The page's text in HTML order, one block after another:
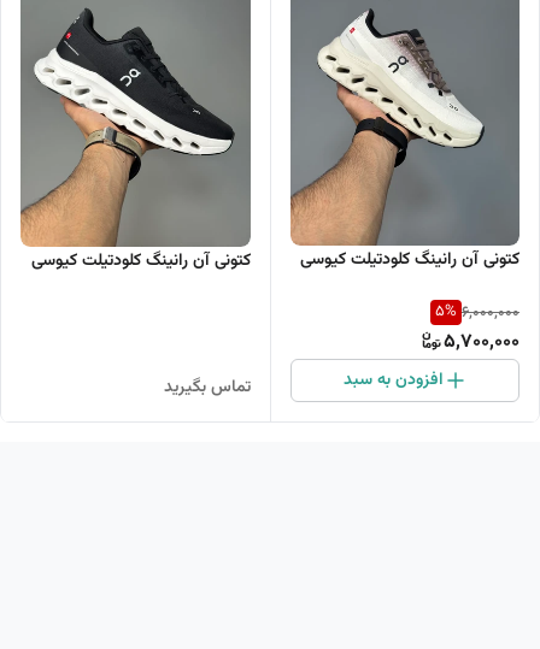
کتونی آن رانینگ کلودتیلت کیوسی
6,000,000
5%
5,700,000
افزودن به سبد
کتونی آن رانینگ کلودتیلت کیوسی
تماس بگیرید